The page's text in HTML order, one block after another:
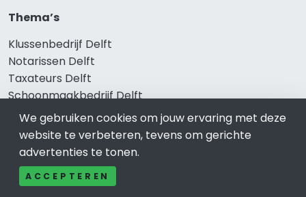
Thema’s
Klussenbedrijf Delft
Notarissen Delft
Taxateurs Delft
Schoonmaakbedrijf Delft
Makelaars Delft
Onze producten
We gebruiken cookies om jouw ervaring met deze
website te verbeteren, tevens om gerichte
advertenties te tonen.
ACCEPTEREN